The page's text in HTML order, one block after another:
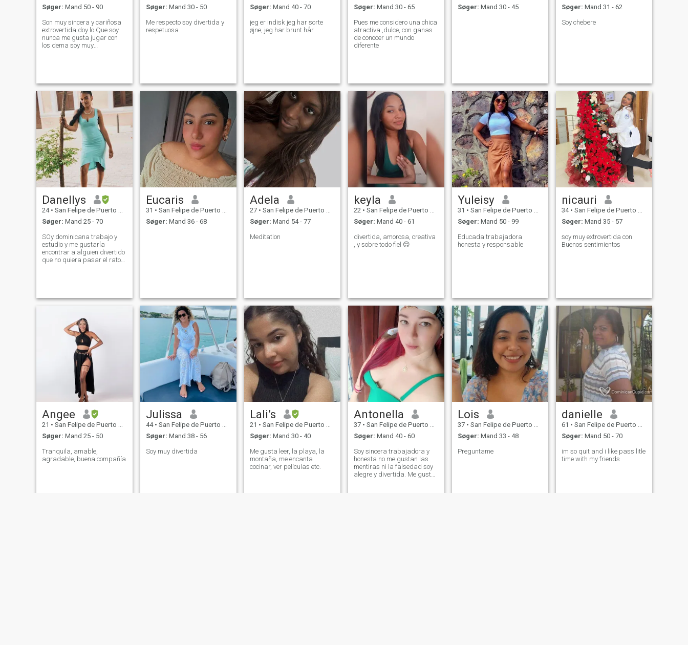
Søger: Mand 50 - 90
Son muy sincera y cariñosa
extrovertida doy lo Que soy
nunca me gusta jugar con
los dema soy muy
Søger: Mand 30 - 50
Me respecto soy divertida y
respetuosa
Søger: Mand 40 - 70
jeg er indisk jeg har sorte
øjne, jeg har brunt hår
Søger: Mand 30 - 65
Pues me considero una chica
atractiva ,dulce, con ganas
de conocer un mundo
diferente
Søger: Mand 30 - 45
Søger: Mand 31 - 62
Soy chebere
Danellys
24 • San Felipe de Puerto Plata, Puerto Plata, DR Dominikanske
Søger: Mand 25 - 70
SOy dominicana trabajo y
estudio y me gustaría
encontrar a alguien divertido
que no quiera pasar el rato
Eucaris
31 • San Felipe de Puerto Plata, Puerto Plata, DR Dominikanske
Søger: Mand 36 - 68
Adela
27 • San Felipe de Puerto Plata, Puerto Plata, DR Dominikanske
Søger: Mand 54 - 77
Meditation
keyla
22 • San Felipe de Puerto Plata, Puerto Plata, DR Dominikanske
Søger: Mand 40 - 61
divertida, amorosa, creativa
, y sobre todo fiel 😊
Yuleisy
31 • San Felipe de Puerto Plata, Puerto Plata, DR Dominikanske
Søger: Mand 50 - 99
Educada trabajadora
honesta y responsable
nicauri
34 • San Felipe de Puerto Plata, Puerto Plata, DR Dominikanske
Søger: Mand 35 - 57
soy muy extrovertida con
Buenos sentimientos
Angee
21 • San Felipe de Puerto Plata, Puerto Plata, DR Dominikanske
Søger: Mand 25 - 50
Tranquila, amable,
agradable, buena compañía
Julissa
44 • San Felipe de Puerto Plata, Puerto Plata, DR Dominikanske
Søger: Mand 38 - 56
Soy muy divertida
Lali’s
21 • San Felipe de Puerto Plata, Puerto Plata, DR Dominikanske
Søger: Mand 30 - 40
Me gusta leer, la playa, la
montaña, me encanta
cocinar, ver películas etc.
Antonella
37 • San Felipe de Puerto Plata, Puerto Plata, DR Dominikanske
Søger: Mand 40 - 60
Soy sincera trabajadora y
honesta no me gustan las
mentiras ni la falsedad soy
alegre y divertida. Me gusta
Lois
37 • San Felipe de Puerto Plata, Puerto Plata, DR Dominikanske
Søger: Mand 33 - 48
Preguntame
danielle
61 • San Felipe de Puerto Plata, Puerto Plata, DR Dominikanske
Søger: Mand 50 - 70
im so quit and i like pass litle
time with my friends